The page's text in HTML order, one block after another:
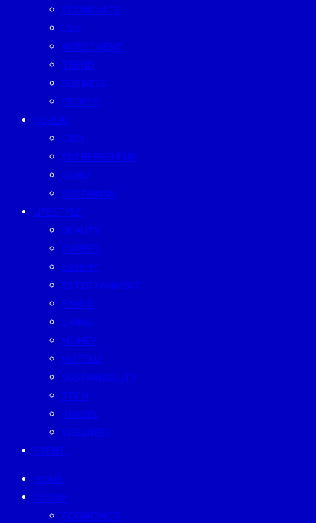
ECONOMICS
ESG
INVESTMENT
TREND
BUSINESS
PEOPLE
FORUM
CEO
ENTREPRENEUR
GURU
SUSTAINISM
LIFESTYLE
BEAUTY
CAREER
EATERY
ENTERTAINMENT
FAMILY
LIVING
MONEY
MUTELU
SUSTAINABILITY
TECH
TRAVEL
WELLNESS
EVENT
HOME
TODAY
ECONOMICS